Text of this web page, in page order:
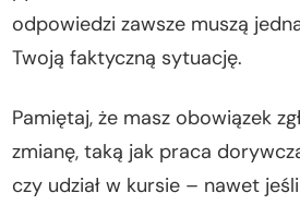
odpowiedzi zawsze muszą
Twoją faktyczną sytuację.
Pamiętaj, że masz obowiązek
zmianę, taką jak praca
czy udział w kursie – nawet